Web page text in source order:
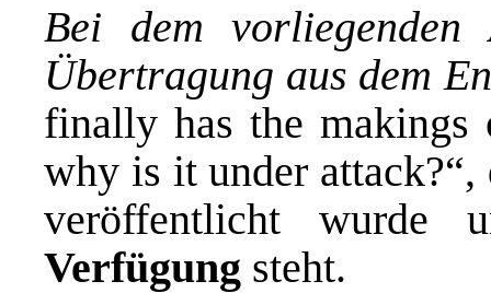
Bei dem
Übertragung aus dem
finally has the
why is it under
veröffentlicht wurde
Verfügung steht.